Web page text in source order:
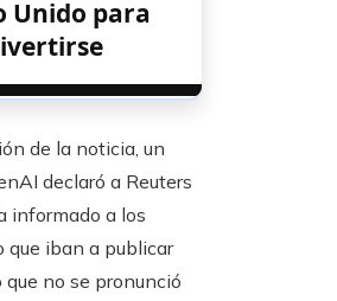
Unido para
de la noticia, un
declaró a Reuters
informado a los
que iban a publicar
que no se pronunció